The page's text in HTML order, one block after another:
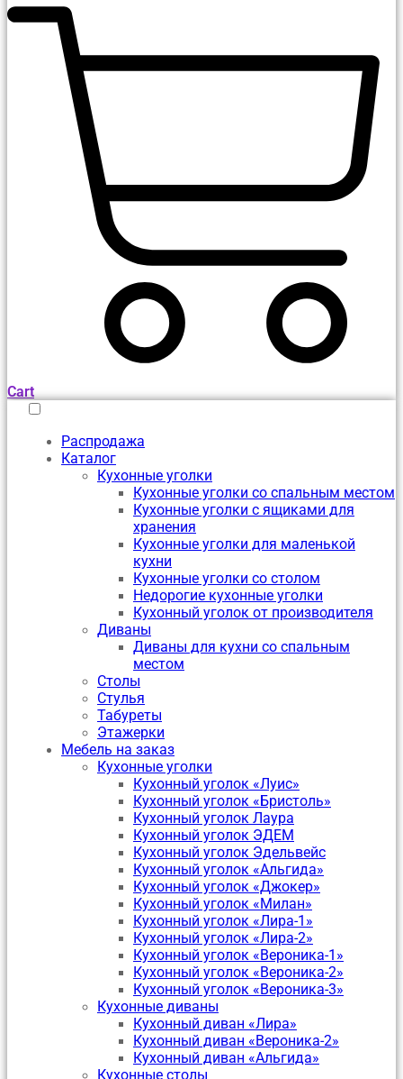
Cart
Распродажа
Каталог
Кухонные уголки
Кухонные уголки со спальным местом
Кухонные уголки с ящиками для
хранения
Кухонные уголки для маленькой
кухни
Кухонные уголки со столом
Недорогие кухонные уголки
Кухонный уголок от производителя
Диваны
Диваны для кухни со спальным
местом
Столы
Стулья
Табуреты
Этажерки
Мебель на заказ
Кухонные уголки
Кухонный уголок «Луис»
Кухонный уголок «Бристоль»
Кухонный уголок Лаура
Кухонный уголок ЭДЕМ
Кухонный уголок Эдельвейс
Кухонный уголок «Альгида»
Кухонный уголок «Джокер»
Кухонный уголок «Милан»
Кухонный уголок «Лира-1»
Кухонный уголок «Лира-2»
Кухонный уголок «Вероника-1»
Кухонный уголок «Вероника-2»
Кухонный уголок «Вероника-3»
Кухонные диваны
Кухонный диван «Лира»
Кухонный диван «Вероника-2»
Кухонный диван «Альгида»
Кухонные столы